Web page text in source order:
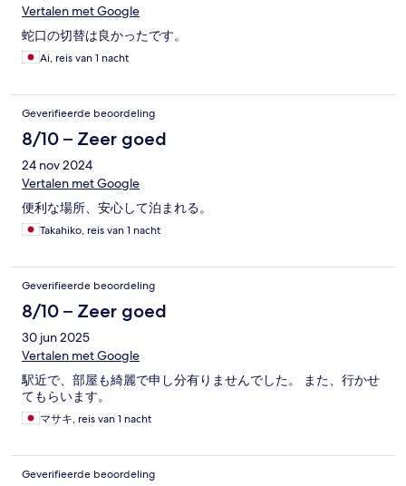
Vertalen met Google
蛇口の切替は良かったです。
Ai, reis van 1 nacht
Geverifieerde beoordeling
8/10 – Zeer goed
24 nov 2024
Vertalen met Google
便利な場所、安心して泊まれる。
Takahiko, reis van 1 nacht
Geverifieerde beoordeling
8/10 – Zeer goed
30 jun 2025
Vertalen met Google
駅近で、部屋も綺麗で申し分有りませんでした。 また、行かせ
てもらいます。
マサキ, reis van 1 nacht
Geverifieerde beoordeling